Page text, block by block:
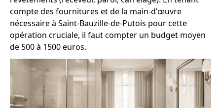
compte des fournitures et de la main-d'œuvre
nécessaire à Saint-Bauzille-de-Putois pour cette
opération cruciale, il faut compter un budget moyen
de 500 à 1500 euros.